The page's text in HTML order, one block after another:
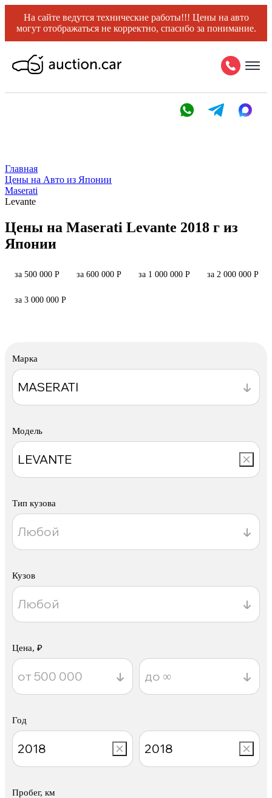
На сайте ведутся технические работы!!! Цены на авто
могут отображаться не корректно, спасибо за понимание.
Главная
Цены на Авто из Японии
Maserati
Levante
Цены на Maserati Levante 2018 г из
Японии
за 500 000 Р за 600 000 Р за 1 000 000 Р за 2 000 000 Р
за 3 000 000 Р
Марка
Модель
Тип кузова
Кузов
Цена, ₽
Год
Пробег, км